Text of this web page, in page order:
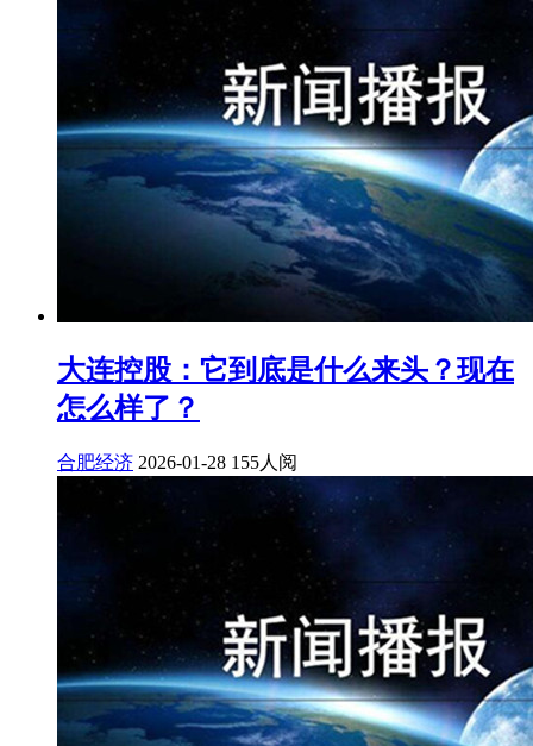
大连控股：它到底是什么来头？现在
怎么样了？
合肥经济 2026-01-28 155人阅